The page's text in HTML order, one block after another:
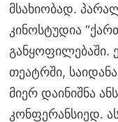
მსახიობად.
კინოსტუდია
განყოფილებაში.
თეატრში,
მიერ დაინიშნა
კონფერანსიედ.